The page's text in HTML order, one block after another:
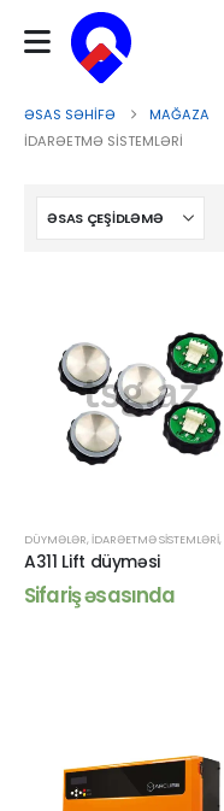
ƏSAS SƏHIFƏ MAĞAZA
İDARƏETMƏ SISTEMLƏRI
DÜYMƏLƏR,İDARƏETMƏ SISTEMLƏRI,
A311 Lift düyməsi
Sifariş əsasında